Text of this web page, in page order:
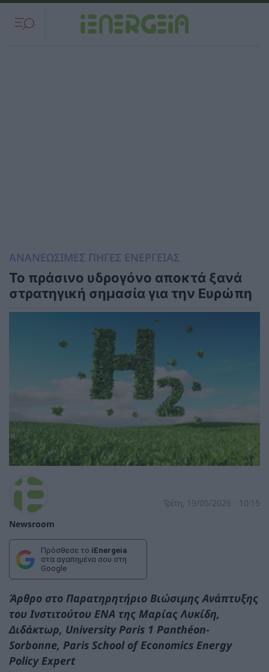
ΑΝΑΝΕΩΣΙΜΕΣ ΠΗΓΕΣ ΕΝΕΡΓΕΙΑΣ
Το πράσινο υδρογόνο αποκτά ξανά
στρατηγική σημασία για την Ευρώπη
Newsroom
Τρίτη, 19/05/2026 - 10:15
Πρόσθεσε το iEnergeia
στα αγαπημένα σου στη
Google
Άρθρο στο Παρατηρητήριο Βιώσιμης Ανάπτυξης
του Ινστιτούτου ΕΝΑ της Μαρίας Λυκίδη,
Διδάκτωρ, University Paris 1 Panthéon-
Sorbonne, Paris School of Economics Energy
Policy Expert